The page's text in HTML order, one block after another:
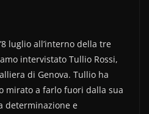
luglio all’interno della tre
intervistato Tullio Rossi,
di Genova. Tullio ha
mirato a farlo fuori dalla sua
determinazione e